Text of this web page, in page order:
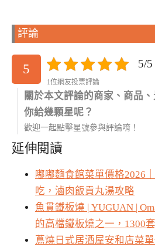
評論
5 5/
1位網友投票評論
關於本文評論的商家、商品
你給幾顆星呢？
歡迎一起點擊星號參與評論唷！
延伸閱讀
嘟嘟麵食館菜單價格2026
吃，滷肉飯貢丸湯攻略
魚貫鐵板燒 | YUGUAN |
的高檔鐵板燒之一，1300
蔦燒日式居酒屋安和店菜